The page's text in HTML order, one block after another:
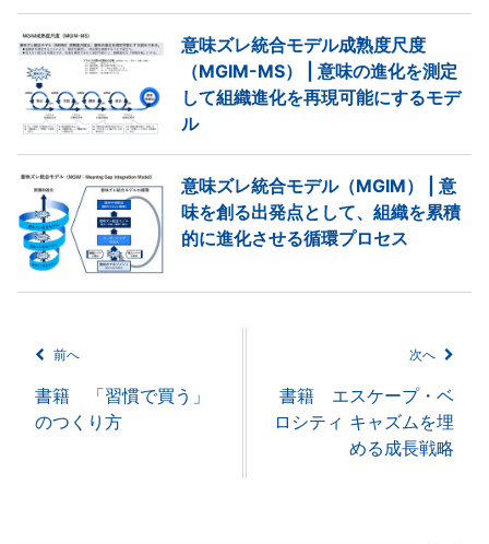
意味ズレ統合モデル成熟度尺度
（MGIM-MS） | 意味の進化を測定
して組織進化を再現可能にするモデ
ル
意味ズレ統合モデル（MGIM） | 意
味を創る出発点として、組織を累積
的に進化させる循環プロセス
前へ
書籍 「習慣で買う」
のつくり方
次へ
書籍 エスケープ・ベ
ロシティ キャズムを埋
める成長戦略